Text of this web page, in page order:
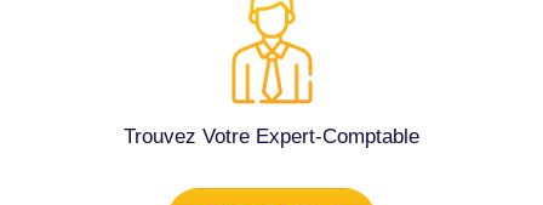
Trouvez Votre Expert-Comptable